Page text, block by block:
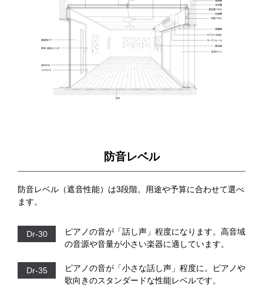
防音レベル
防音レベル（遮音性能）は3段階。用途や予算に合わせて選べ
ます。
Dr-30 ピアノの音が「話し声」程度になります。 高音域
の音源や音量が小さい楽器に適しています。
Dr-35 ピアノの音が「小さな話し声」程度に。
ピアノや
歌向きのスタンダードな性能レベルです。